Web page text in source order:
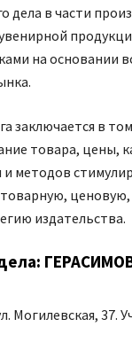
дела в части
на основании
заключается в
товара, цены,
и методов
издательства.
Могилевская, 37.